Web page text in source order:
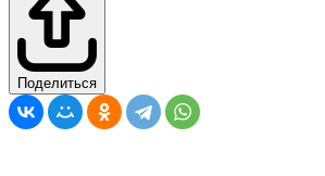
Поделиться